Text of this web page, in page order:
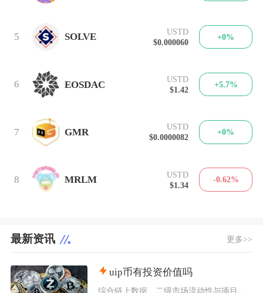
5 SOLVE
USTD
$0.000060
+0%
6 EOSDAC
USTD
$1.42
+5.7%
7 GMR
USTD
$0.0000082
+0%
8 MRLM
USTD
$1.34
-0.62%
最新资讯 更多>>
uip币有投资价值吗